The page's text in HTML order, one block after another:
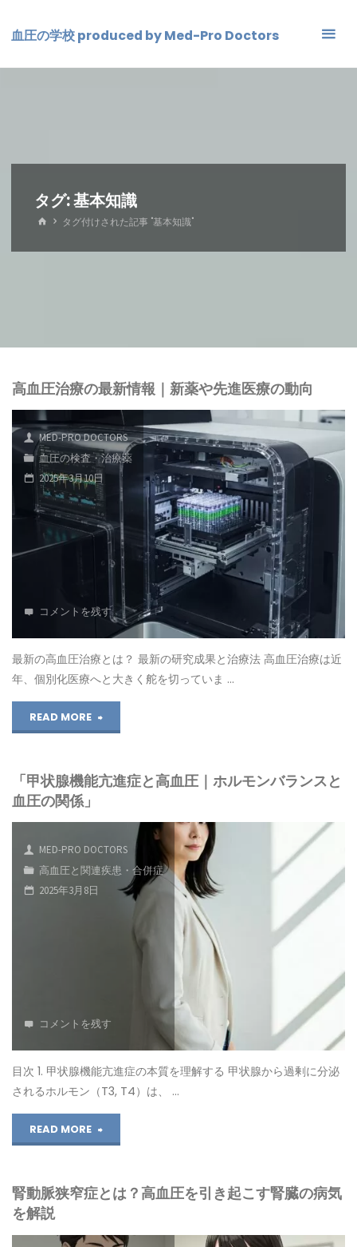
ン
血圧の学校 produced by Med-Pro Doctors
タグ:基本知識
ホ タグ付けされた記事 "基本知識"
高血圧治療の最新情報｜新薬や先進医療の動向
MED-PRO DOCTORS
血圧の検査・治療薬
2025年3月10日
コメントを残す
最新の高血圧治療とは？ 最新の研究成果と治療法 高血圧治療は近
年、個別化医療へと大きく舵を切っていま …
READ MORE
"高
圧
療
の
新
薬
や
進
「甲状腺機能亢進症と高血圧｜ホルモンバランスと
血圧の関係」
MED-PRO DOCTORS
高血圧と関連疾患・合併症
2025年3月8日
コメントを残す
目次 1. 甲状腺機能亢進症の本質を理解する 甲状腺から過剰に分泌
されるホルモン（T3, T4）は、 …
READ MORE
"「甲
腺
腎動脈狭窄症とは？高血圧を引き起こす腎臓の病気
を解説